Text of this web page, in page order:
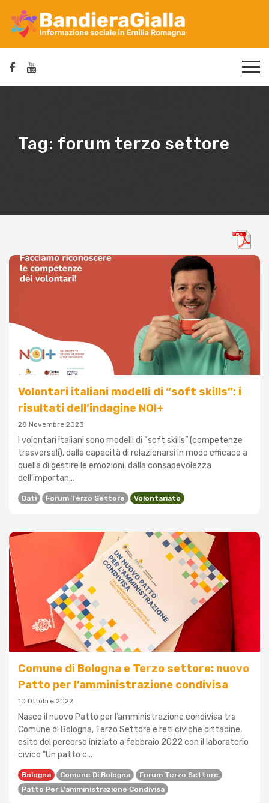
Tag: forum terzo settore
Volontari italiani modelli di “soft skills”: i
risultati dell’indagine NOI+
28 Novembre 2023
I volontari italiani sono modelli di “soft skills” (competenze
trasversali), dalla capacità di relazionarsi in modo efficace a
quella di gestire le emozioni, dalla consapevolezza
dell’importan...
Dati Forum Terzo Settore Volontariato
Comune di Bologna e Terzo settore: nuovo
Patto per l’amministrazione condivisa
10 Ottobre 2022
Nasce il nuovo Patto per l’amministrazione condivisa tra
Comune di Bologna, Terzo Settore e reti civiche cittadine,
esito del percorso iniziato a febbraio 2022 con il laboratorio
civico "Un patto c...
Bologna Comune Di Bologna
Forum Terzo Settore
Patto Per L'amministrazione Condivisa